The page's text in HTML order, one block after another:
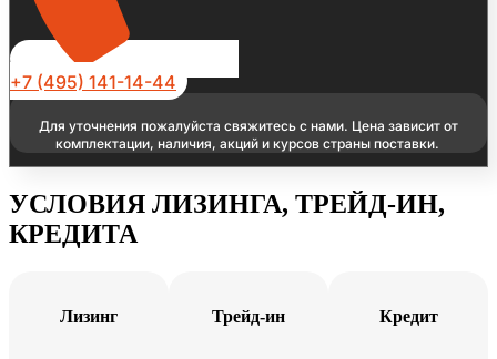
+7 (495) 141-14-44
Для уточнения пожалуйста свяжитесь с нами. Цена зависит от
комплектации, наличия, акций и курсов страны поставки.
УСЛОВИЯ ЛИЗИНГА, ТРЕЙД-ИН,
КРЕДИТА
Лизинг Трейд-ин Кредит